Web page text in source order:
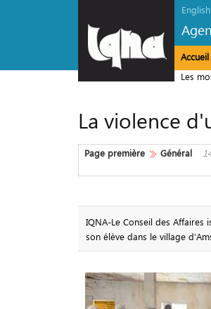
English
Accueil
Les
La violence
Page première Général
IQNA-Le Conseil des Affaires
son élève dans le village